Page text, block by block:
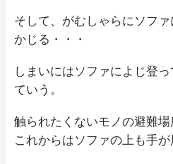
そして、がむしゃらにソフ
かじる・・・
しまいにはソファによじ登
ていう。
触られたくないモノの避難場
これからはソファの上も手が